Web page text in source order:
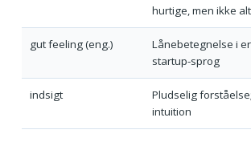
hurtige, men ikke
gut feeling (eng.)
Lånebetegnelse i
startup-sprog
indsigt
Pludselig
intuition